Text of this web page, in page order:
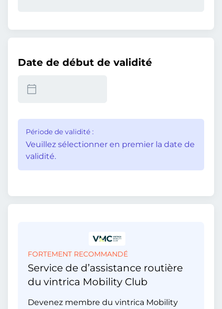
Date de début de validité
Période de validité :
Veuillez sélectionner en premier la date de
validité.
FORTEMENT RECOMMANDÉ
Service de d’assistance routière
du vintrica Mobility Club
Devenez membre du vintrica Mobility